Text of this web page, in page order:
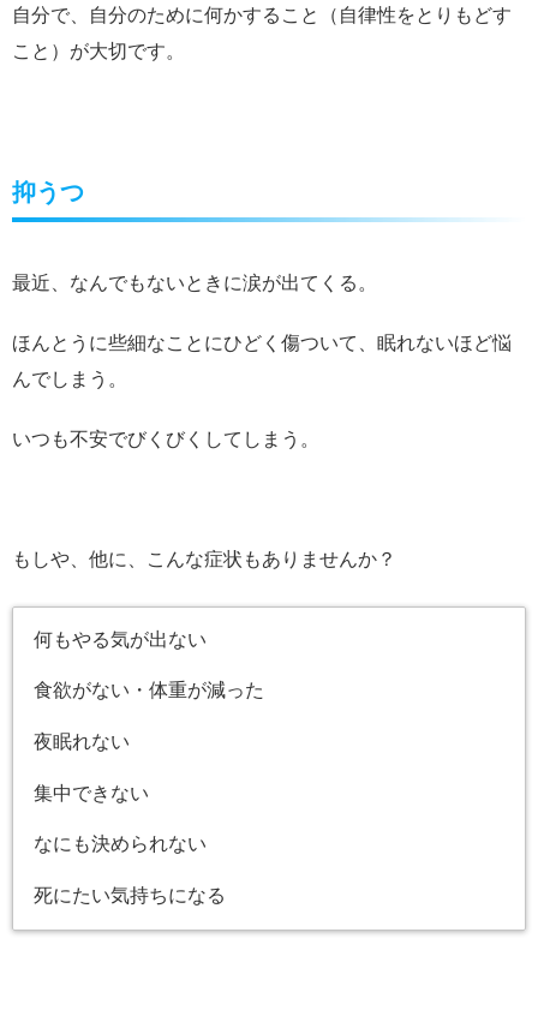
自分で、自分のために何かすること（自律性をとりもどす
こと）が大切です。
抑うつ
最近、なんでもないときに涙が出てくる。
ほんとうに些細なことにひどく傷ついて、眠れないほど悩
んでしまう。
いつも不安でびくびくしてしまう。
もしや、他に、こんな症状もありませんか？
何もやる気が出ない
食欲がない・体重が減った
夜眠れない
集中できない
なにも決められない
死にたい気持ちになる